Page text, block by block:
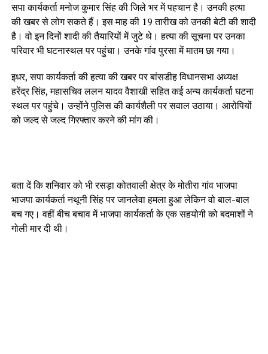
सपा कार्यकर्ता मनोज कुमार सिंह की जिले भर में पहचान है। उनकी हत्या
की खबर से लोग सकते हैं। इस माह की 19 तारीख को उनकी बेटी की शादी
है। वो इन दिनों शादी की तैयारियों में जुटे थे। हत्या की सूचना पर उनका
परिवार भी घटनास्थल पर पहुंचा। उनके गांव पुरसा में मातम छा गया।
इधर, सपा कार्यकर्ता की हत्या की खबर पर बांसडीह विधानसभा अध्यक्ष
हरेंद्र सिंह, महासचिव ललन यादव वैशाखी सहित कई अन्य कार्यकर्ता घटना
स्थल पर पहुंचे। उन्होंने पुलिस की कार्यशैली पर सवाल उठाया। आरोपियों
को जल्द से जल्द गिरफ्तार करने की मांग की।
बता दें कि शनिवार को भी रसड़ा कोतवाली क्षेत्र के मोतीरा गांव भाजपा
भाजपा कार्यकर्ता नथूनी सिंह पर जानलेवा हमला हुआ लेकिन वो बाल-बाल
बच गए। वहीं बीच बचाव में भाजपा कार्यकर्ता के एक सहयोगी को बदमाशों ने
गोली मार दी थी।